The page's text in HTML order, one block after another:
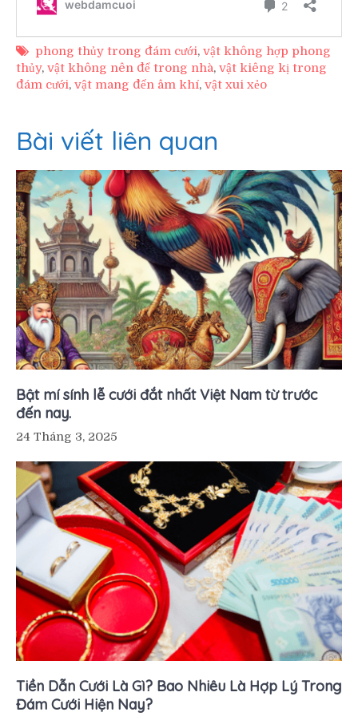
phong thủy trong đám cưới, vật không hợp phong
thủy, vật không nên để trong nhà, vật kiêng kị trong
đám cưới, vật mang đến âm khí, vật xui xẻo
Bài viết liên quan
Bật mí sính lễ cưới đắt nhất Việt Nam từ trước
đến nay.
24 Tháng 3, 2025
Tiền Dẫn Cưới Là Gì? Bao Nhiêu Là Hợp Lý Trong
Đám Cưới Hiện Nay?